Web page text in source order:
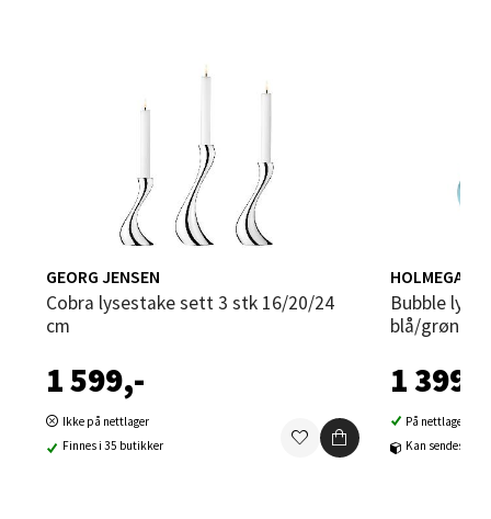
GEORG JENSEN
Cobra lysestake sett 3 stk 16/20/24
cm
1 599,-
Ikke på nettlager
Finnes i 35 butikker
Bubble lysestake 14 cm
blå/grønn/
1 399,-
På nettlager
Kan sendes til
Sandvika - Thon Senter Sandvika
Brodtkorbsgate 7, 1338 Sandvika
Åpent i dag 10-21
0 i butikk
Velg
Bergen - Thon Senter Sartor
Sartorvegen 12, 5353 Straume
Åpent i dag 10-21